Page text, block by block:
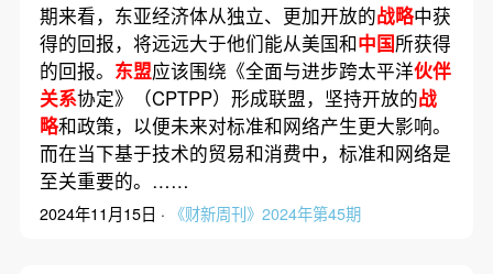
期来看，东亚经济体从独立、更加开放的战略中获
得的回报，将远远大于他们能从美国和中国所获得
的回报。 东盟应该围绕《全面与进步跨太平洋伙伴
关系协定》（CPTPP）形成联盟，坚持开放的战
略和政策，以便未来对标准和网络产生更大影响。
而在当下基于技术的贸易和消费中，标准和网络是
至关重要的。……
2024年11月15日 · 《财新周刊》2024年第45期